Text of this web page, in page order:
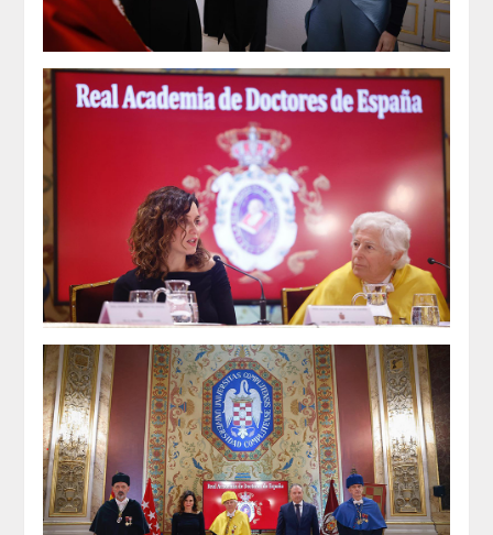
PREVENCION,PROMOCION DE LA
SALUD Y GESTION NUEVAS
TECNOLOGIAS SANITARIAS
ESTOMATOLOGIA MEDICO-
ODONTOLOGIA CONSERVADORA
ORTOGNATIA
NÚMERO
Alfabético
Número de Medalla
CORRESPONDIENTES